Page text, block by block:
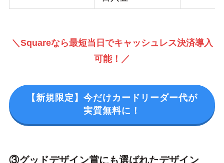
＼Squareなら最短当日でキャッシュレス決済導入
可能！／
【新規限定】今だけカードリーダー代が
実質無料に！
③グッドデザイン賞にも選ばれたデザイン